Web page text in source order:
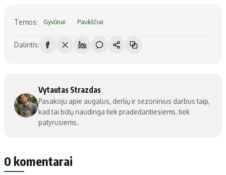
Temos: Gyvūnai Paukščiai
Dalintis:
Vytautas Strazdas
Pasakoju apie augalus, derlių ir sezoninius darbus taip,
kad tai būtų naudinga tiek pradedantiesiems, tiek
patyrusiems.
0 komentarai